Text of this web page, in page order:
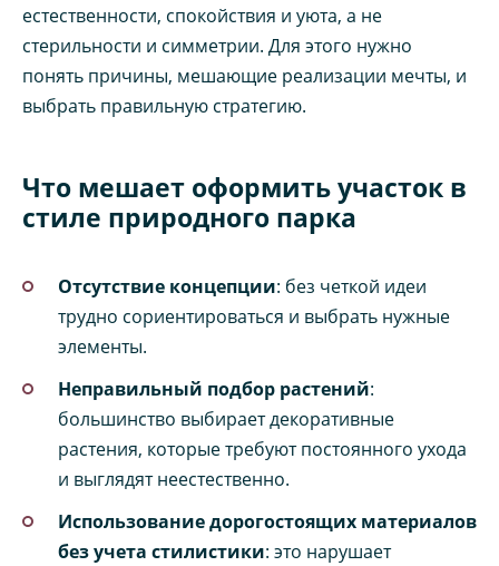
естественности, спокойствия и уюта, а не
стерильности и симметрии. Для этого нужно
понять причины, мешающие реализации мечты, и
выбрать правильную стратегию.
Что мешает оформить участок в
стиле природного парка
Отсутствие концепции: без четкой идеи
трудно сориентироваться и выбрать нужные
элементы.
Неправильный подбор растений:
большинство выбирает декоративные
растения, которые требуют постоянного ухода
и выглядят неестественно.
Использование дорогостоящих материалов
без учета стилистики: это нарушает